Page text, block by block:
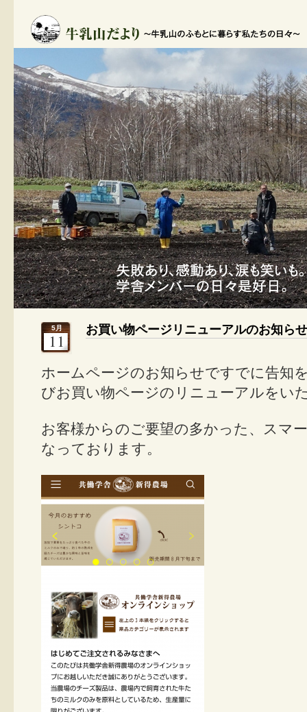
5月
11
お買い物ページリニューアルのお知らせ
ホームページのお知らせですでに告知
びお買い物ページのリニューアルをい
お客様からのご要望の多かった、スマ
なっております。